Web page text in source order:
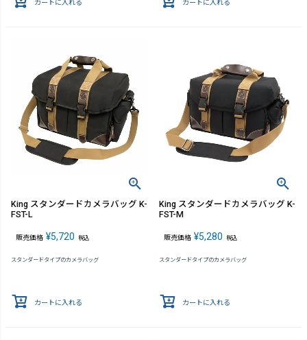
カートに入れる カートに入れる
King スタンダードカメラバッグ K-
FST-L
販売価格 ¥5,720 税込
スタンダードタイプのカメラバッグ
カートに入れる
King スタンダードカメラバッグ K-
FST-M
販売価格 ¥5,280 税込
スタンダードタイプのカメラバッグ
カートに入れる